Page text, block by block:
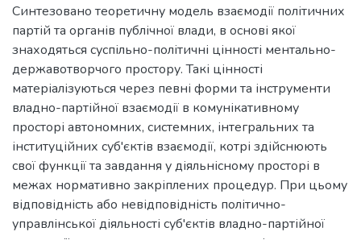
Синтезовано теоретичну модель взаємодії політичних
партій та органів публічної влади, в основі якої
знаходяться суспільно-політичні цінності ментально-
державотворчого простору. Такі цінності
матеріалізуються через певні форми та інструменти
владно-партійної взаємодії в комунікативному
просторі автономних, системних, інтегральних та
інституційних суб'єктів взаємодії, котрі здійснюють
свої функції та завдання у діяльнісному просторі в
межах нормативно закріплених процедур. При цьому
відповідність або невідповідність політично-
управлінської діяльності суб'єктів владно-партійної